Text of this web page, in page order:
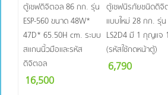
ตู้เซฟดิจิตอล 86 กก. รุ่น
ESP-560 ขนาด 48W*
47D* 65.50H cm. ระบบ
สแกนนิ้วมือและรหัส
ดิจิตอล
16,500
ตู้เซฟนิรภัยชนิดดิจิ
แบบใหม่ 28 กก. รุ่น
LS2D4 มี 1 กุญแจ
(รหัสใช้กดหน้าตู้)
6,790